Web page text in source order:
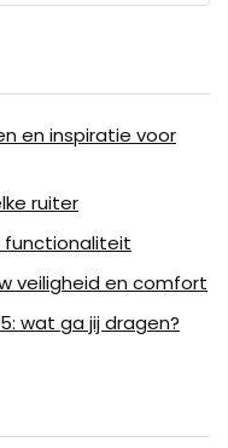
en inspiratie voor
ruiter
functionaliteit
veiligheid en comfort
wat ga jij dragen?